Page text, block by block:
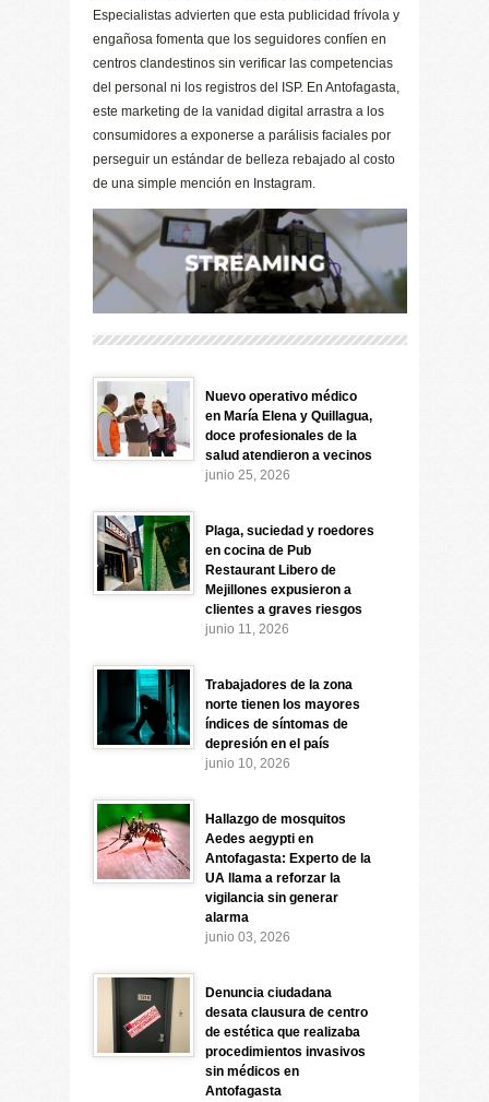
Especialistas advierten que esta publicidad frívola y
engañosa fomenta que los seguidores confíen en
centros clandestinos sin verificar las competencias
del personal ni los registros del ISP. En Antofagasta,
este marketing de la vanidad digital arrastra a los
consumidores a exponerse a parálisis faciales por
perseguir un estándar de belleza rebajado al costo
de una simple mención en Instagram.
Nuevo operativo médico
en María Elena y Quillagua,
doce profesionales de la
salud atendieron a vecinos
junio 25, 2026
Plaga, suciedad y roedores
en cocina de Pub
Restaurant Libero de
Mejillones expusieron a
clientes a graves riesgos
junio 11, 2026
Trabajadores de la zona
norte tienen los mayores
índices de síntomas de
depresión en el país
junio 10, 2026
Hallazgo de mosquitos
Aedes aegypti en
Antofagasta: Experto de la
UA llama a reforzar la
vigilancia sin generar
alarma
junio 03, 2026
Denuncia ciudadana
desata clausura de centro
de estética que realizaba
procedimientos invasivos
sin médicos en
Antofagasta